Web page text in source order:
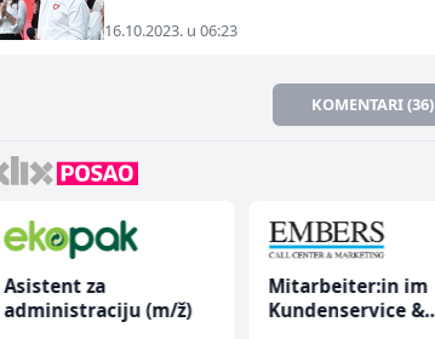
16.10.2023. u 06:23
KOMENTARI (36)
Asistent za
administraciju (m/ž)
Mitarbeiter:in im
Kundenservice &